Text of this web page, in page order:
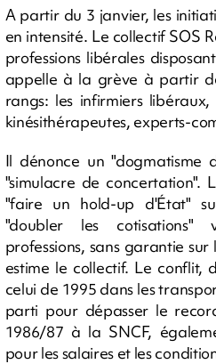
A partir du 3 janvier, les
en intensité. Le collectif SOS
professions libérales
appelle à la grève à partir
rangs: les infirmiers
kinésithérapeutes, experts-
Il dénonce un "dogmatisme
"simulacre de concertation".
"faire un hold-up d'État"
"doubler les cotisations"
professions, sans garantie
estime le collectif. Le conflit,
celui de 1995 dans les
parti pour dépasser le
1986/87 à la SNCF,
pour les salaires et les